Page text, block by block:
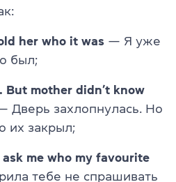
her who it was — Я уже
был;
But mother didn’t know
Дверь захлопнулась. Но
их закрыл;
me who my favourite
тебе не спрашивать